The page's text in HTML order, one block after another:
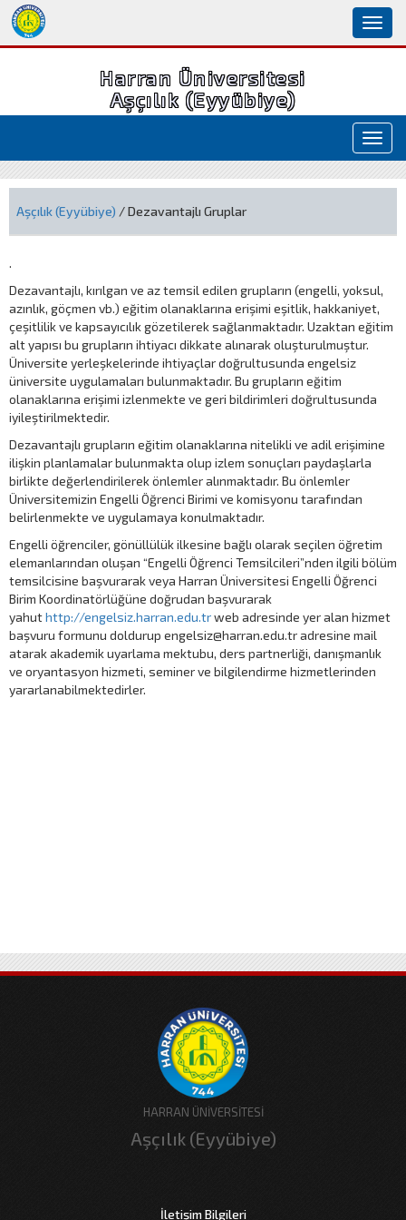
Harran Üniversitesi
Aşçılık (Eyyübiye)
Aşçılık (Eyyübiye) / Dezavantajlı Gruplar
.
Dezavantajlı, kırılgan ve az temsil edilen grupların (engelli, yoksul,
azınlık, göçmen vb.) eğitim olanaklarına erişimi eşitlik, hakkaniyet,
çeşitlilik ve kapsayıcılık gözetilerek sağlanmaktadır. Uzaktan eğitim
alt yapısı bu grupların ihtiyacı dikkate alınarak oluşturulmuştur.
Üniversite yerleşkelerinde ihtiyaçlar doğrultusunda engelsiz
üniversite uygulamaları bulunmaktadır. Bu grupların eğitim
olanaklarına erişimi izlenmekte ve geri bildirimleri doğrultusunda
iyileştirilmektedir.
Dezavantajlı grupların eğitim olanaklarına nitelikli ve adil erişimine
ilişkin planlamalar bulunmakta olup izlem sonuçları paydaşlarla
birlikte değerlendirilerek önlemler alınmaktadır. Bu önlemler
Üniversitemizin Engelli Öğrenci Birimi ve komisyonu tarafından
belirlenmekte ve uygulamaya konulmaktadır.
Engelli öğrenciler, gönüllülük ilkesine bağlı olarak seçilen öğretim
elemanlarından oluşan “Engelli Öğrenci Temsilcileri”nden ilgili bölüm
temsilcisine başvurarak veya Harran Üniversitesi Engelli Öğrenci
Birim Koordinatörlüğüne doğrudan başvurarak
yahuthttp://engelsiz.harran.edu.trweb adresinde yer alan hizmet
başvuru formunu doldurup engelsiz@harran.edu.tr adresine mail
atarak akademik uyarlama mektubu, ders partnerliği, danışmanlık
ve oryantasyon hizmeti, seminer ve bilgilendirme hizmetlerinden
yararlanabilmektedirler.
HARRAN ÜNİVERSİTESİ
Aşçılık (Eyyübiye)
İletişim Bilgileri